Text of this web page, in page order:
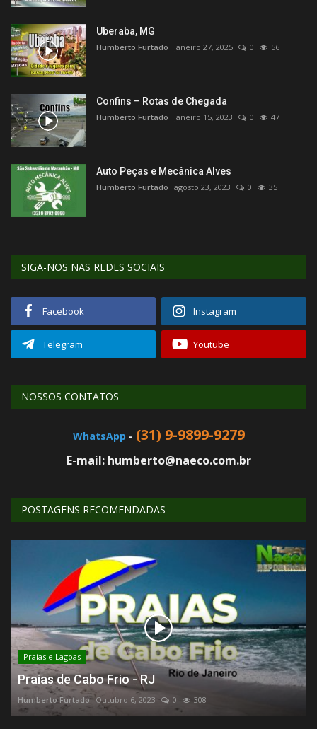
Uberaba, MG
Humberto Furtado janeiro 27, 2025 0 56
Confins – Rotas de Chegada
Humberto Furtado janeiro 15, 2023 0 47
Auto Peças e Mecânica Alves
Humberto Furtado agosto 23, 2023 0 35
SIGA-NOS NAS REDES SOCIAIS
Facebook Instagram
Telegram Youtube
NOSSOS CONTATOS
WhatsApp - (31) 9-9899-9279
E-mail: humberto@naeco.com.br
POSTAGENS RECOMENDADAS
Praias e Lagoas
Praias de Cabo Frio - RJ
Humberto Furtado Outubro 6, 2023 0 308